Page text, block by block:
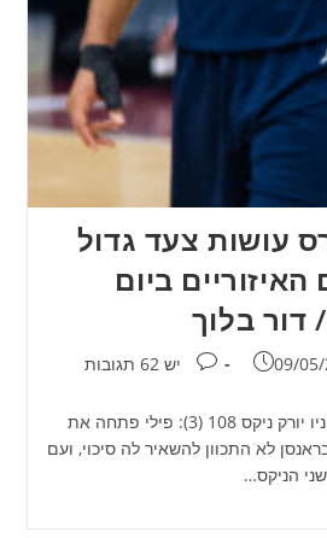
עושות צעד גדול
ביום
דור בלוך
09/ תגובות:
יש 62 תגובות
פילדלפיה 76'ס 94 (0) - ניו יורק ניקס 108 (3): פילי פתחה את
לא התכוון להשאיר לה סיכוי, ועם
הניקס…